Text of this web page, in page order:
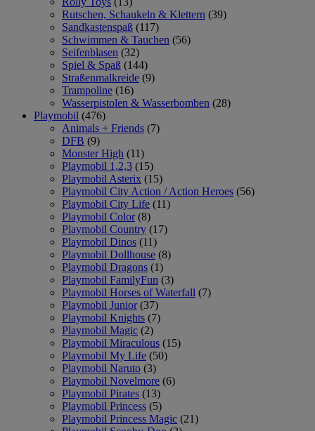
Rutschen, Schaukeln & Klettern (39)
Sandkastenspaß (117)
Schwimmen & Tauchen (56)
Seifenblasen (32)
Spiel & Spaß (144)
Straßenmalkreide (9)
Trampoline (16)
Wasserpistolen & Wasserbomben (28)
Playmobil (476)
Animals + Friends (7)
DFB (9)
Monster High (11)
Playmobil 1,2,3 (15)
Playmobil Asterix (15)
Playmobil City Action / Action Heroes (56)
Playmobil City Life (11)
Playmobil Color (8)
Playmobil Country (17)
Playmobil Dinos (11)
Playmobil Dollhouse (8)
Playmobil Dragons (1)
Playmobil FamilyFun (3)
Playmobil Horses of Waterfall (7)
Playmobil Junior (37)
Playmobil Knights (7)
Playmobil Magic (2)
Playmobil Miraculous (15)
Playmobil My Life (50)
Playmobil Naruto (3)
Playmobil Novelmore (6)
Playmobil Pirates (13)
Playmobil Princess (5)
Playmobil Princess Magic (21)